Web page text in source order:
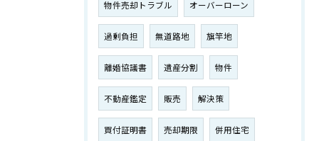
物件売却トラブル オーバーローン
過剰負担 無道路地 旗竿地
離婚協議書 遺産分割 物件
不動産鑑定 販売 解決策
買付証明書 売却期限 併用住宅